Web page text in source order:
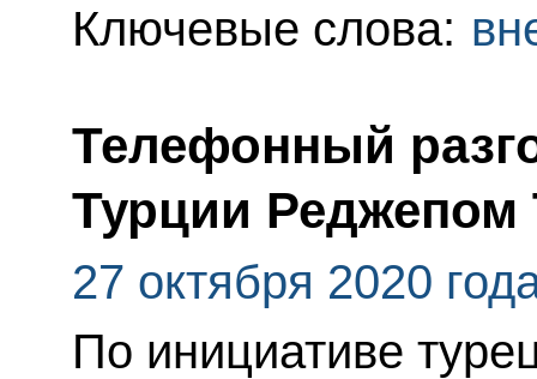
Ключевые слова:
Телефонный
Турции
27 октября 2020
По инициативе